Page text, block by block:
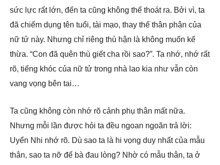
sức lực rất lớn, đến ta cũng không thể thoát ra. Bởi vì, ta
đã chiếm dụng tên tuổi, tài mạo, thay thế thân phận của
nữ tử này. Nhưng chỉ riêng thù hận là không muốn kế
thừa. “Con đã quên thù giết cha rồi sao?”. Ta nhớ, nhớ rất
rõ, tiếng khóc của nữ tử trong nhà lao kia như vẫn còn
vang vọng bên tai…
Ta cũng không còn nhớ rõ cảnh phụ thân mất nữa.
Nhưng mỗi lần được hỏi ta đều ngoan ngoãn trả lời:
Uyển Nhi nhớ rõ. Dù sao ta là hi vọng duy nhất của mẫu
thân, sao ta nỡ để bà đau lòng? Nhờ có mẫu thân, ta ở